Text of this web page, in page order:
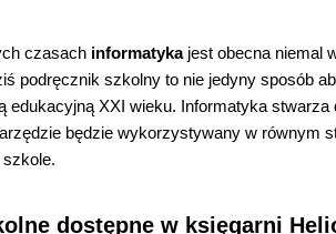
czasach informatykajest obecna niemal
podręcznik szkolny to nie jedyny sposób
XXI wieku. Informatyka stwarza
będzie wykorzystywany w równym
dostępne w księgarni